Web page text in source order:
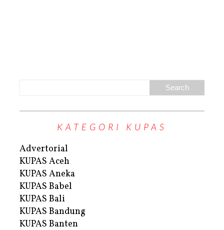
KATEGORI KUPAS
Advertorial
KUPAS Aceh
KUPAS Aneka
KUPAS Babel
KUPAS Bali
KUPAS Bandung
KUPAS Banten